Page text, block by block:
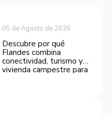
05 de Agosto de 2026
Descubre por qué
Flandes combina
conectividad, turismo y
vivienda campestre para